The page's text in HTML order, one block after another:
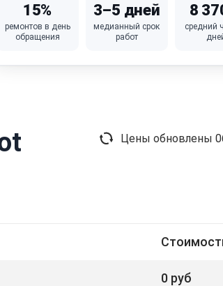
15%
ремонтов в день
обращения
3–5 дней
медианный срок
работ
8
средний
Цены обновлены
0 руб